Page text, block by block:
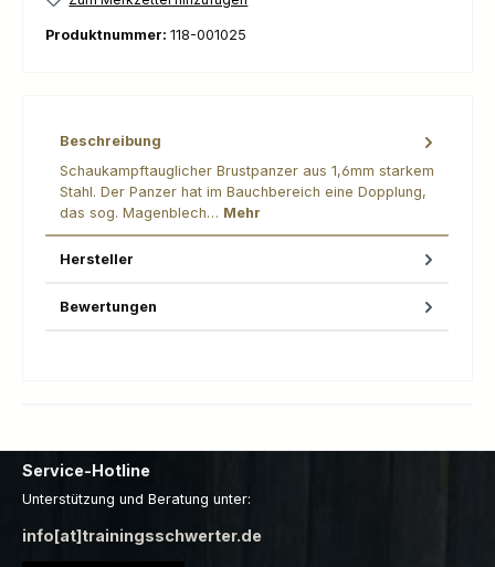
Produktnummer: 118-001025
Beschreibung
Schaukampftauglicher Brustpanzer aus 1,6mm starkem
Stahl. Der Panzer hat im Bauchbereich eine Dopplung,
das sog. Magenblech… Mehr
Hersteller
Bewertungen
Service-Hotline
Unterstützung und Beratung unter:
info[at]trainingsschwerter.de